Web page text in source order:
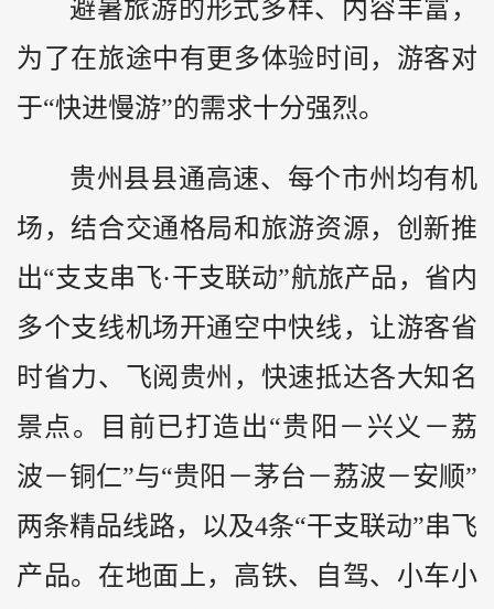
避暑旅游的形式多样、内容丰富，
为了在旅途中有更多体验时间，游客对
于“快进慢游”的需求十分强烈。
贵州县县通高速、每个市州均有机
场，结合交通格局和旅游资源，创新推
出“支支串飞·干支联动”航旅产品，省内
多个支线机场开通空中快线，让游客省
时省力、飞阅贵州，快速抵达各大知名
景点。目前已打造出“贵阳－兴义－荔
波－铜仁”与“贵阳－茅台－荔波－安顺”
两条精品线路，以及4条“干支联动”串飞
产品。在地面上，高铁、自驾、小车小